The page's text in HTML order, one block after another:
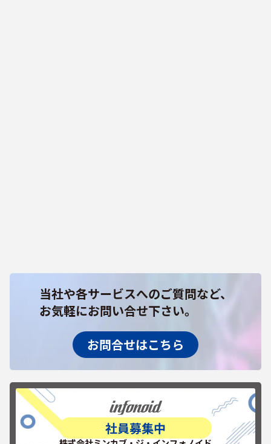
当社や各サービスへのご質問など、
お気軽にお問い合せ下さい。
お問合せはこちら
社員募集中